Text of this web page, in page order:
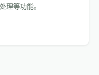
理等功能。